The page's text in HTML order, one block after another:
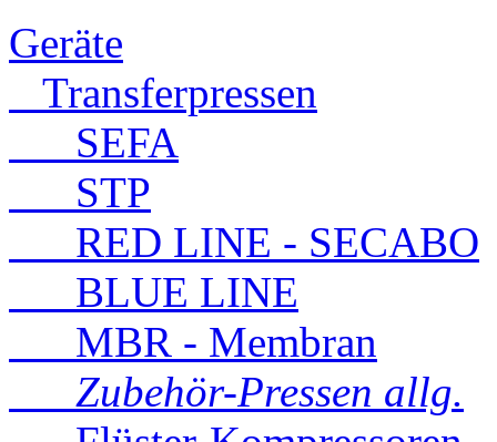
Geräte
Transferpressen
SEFA
STP
RED LINE - SECABO
BLUE LINE
MBR - Membran
Zubehör-Pressen allg.